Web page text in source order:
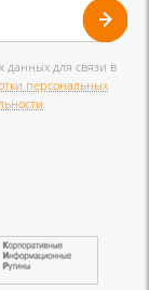
данных для связи в
персональных